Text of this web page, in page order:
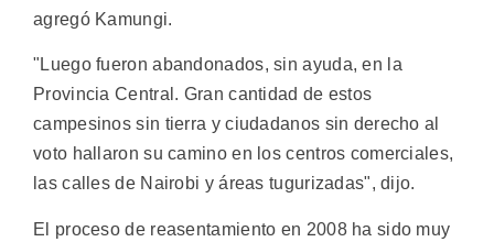
agregó Kamungi.
"Luego fueron abandonados, sin ayuda, en la
Provincia Central. Gran cantidad de estos
campesinos sin tierra y ciudadanos sin derecho al
voto hallaron su camino en los centros comerciales,
las calles de Nairobi y áreas tugurizadas", dijo.
El proceso de reasentamiento en 2008 ha sido muy